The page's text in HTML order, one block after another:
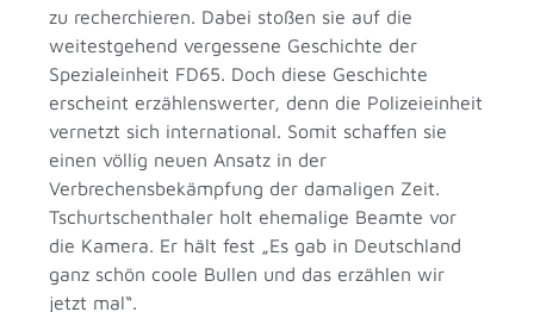
zu recherchieren. Dabei stoßen sie auf die
weitestgehend vergessene Geschichte der
Spezialeinheit FD65. Doch diese Geschichte
erscheint erzählenswerter, denn die Polizeieinheit
vernetzt sich international. Somit schaffen sie
einen völlig neuen Ansatz in der
Verbrechensbekämpfung der damaligen Zeit.
Tschurtschenthaler holt ehemalige Beamte vor
die Kamera. Er hält fest „Es gab in Deutschland
ganz schön coole Bullen und das erzählen wir
jetzt mal“.